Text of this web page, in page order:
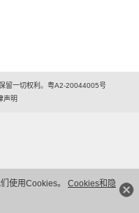
使用Cookies。 Cookies和隐
留一切权利。粤A2-20044005号
声明